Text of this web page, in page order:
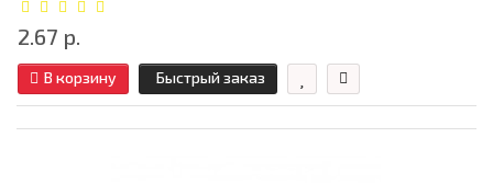
2.67 р.
В корзину Быстрый заказ